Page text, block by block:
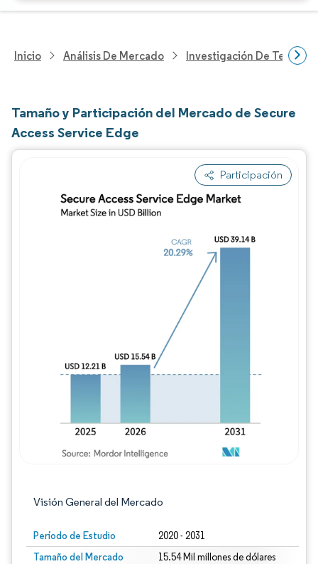
Inicio Análisis De Mercado Investigación De
Tamaño y Participación del Mercado de Secure
Access Service Edge
Participación
Visión General del Mercado
Período de Estudio 2020 - 2031
Tamaño del Mercado
15.54 Mil millones de dólares
Imagen © Mordor Intelligence. El uso